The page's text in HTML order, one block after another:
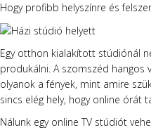
Hogy profibb helyszínre és
Egy otthon kialakított stúdiónál
produkálni. A szomszéd hangos
olyanok a fények, mint amire
sincs elég hely, hogy online órát
Nálunk egy online TV stúdiót